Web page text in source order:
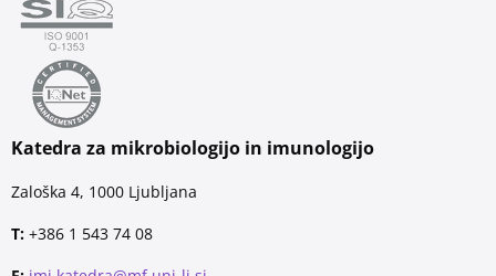
Katedra za mikrobiologijo in imunologijo
Zaloška 4, 1000 Ljubljana
T: +386 1 543 74 08